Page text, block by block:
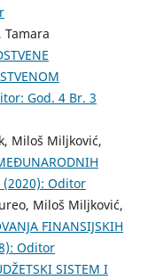
God. 4 Br. 3
Miloš Miljković,
Oditor
Miloš Miljković,
FINANSIJSKIH
Oditor
SISTEM I